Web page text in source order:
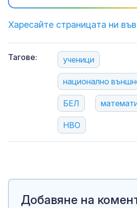
Харесайте страницата ни
Тагове: ученици
национално
БЕЛ
НВО
Добавяне на